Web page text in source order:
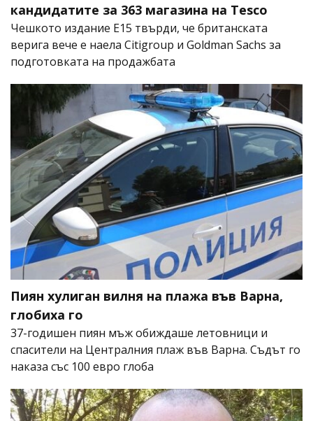
кандидатите за 363 магазина на Tesco
Чешкото издание E15 твърди, че британската
верига вече е наела Citigroup и Goldman Sachs за
подготовката на продажбата
Пиян хулиган вилня на плажа във Варна,
глобиха го
37-годишен пиян мъж обиждаше летовници и
спасители на Централния плаж във Варна. Съдът го
наказа със 100 евро глоба